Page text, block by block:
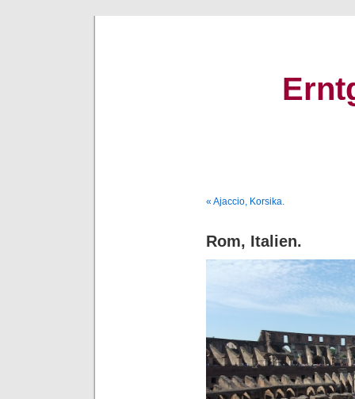
« Ajaccio, Korsika.
Rom, Italien.